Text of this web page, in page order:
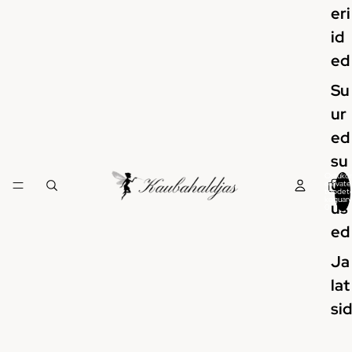
eri
id
ed
Su
ur
ed
su
ur
us
ed
Ja
lat
sid
olevate